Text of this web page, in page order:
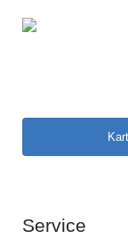
Service